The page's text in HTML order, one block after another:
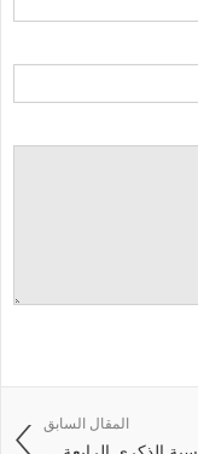
المقال السابق